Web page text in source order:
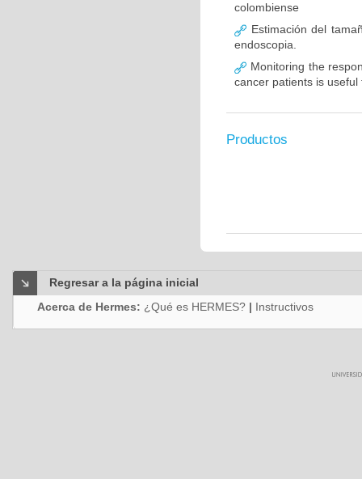
colombiense
Estimación del
endoscopia.
Monitoring the
cancer patients is
Productos
Regresar a la página inicial
Acerca de Hermes: ¿Qué es HERMES? | Instructivos